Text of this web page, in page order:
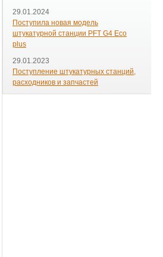
29.01.2024
Поступила новая модель
штукатурной станции PFT G4 Eco
plus
29.01.2023
Поступление штукатурных станций,
расходников и запчастей